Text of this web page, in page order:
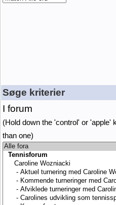
Søge kriterier
I forum
(Hold down the 'control' or 'apple'
than one)